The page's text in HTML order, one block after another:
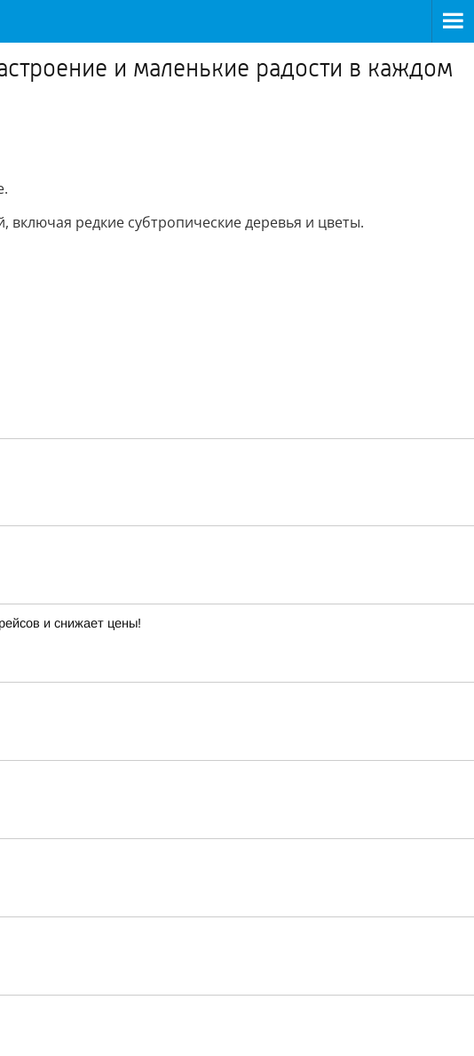
и маленькие радости в каждом
включая редкие субтропические деревья и цветы.
и снижает цены!